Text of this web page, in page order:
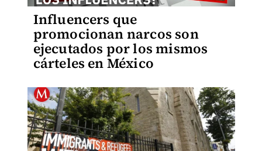
Influencers que
promocionan narcos son
ejecutados por los mismos
cárteles en México